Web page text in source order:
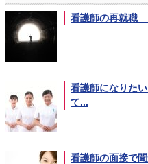
看護師の再就職
看護師になりた
て...
看護師の面接で